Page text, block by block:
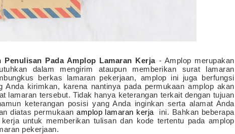
Pada Amplop Lamaran Kerja - Amplop merupakan
dalam mengirim ataupun memberikan surat lamaran
berkas lamaran pekerjaan, amplop ini juga berfungsi
kirimkan, karena nantinya pada permukaan amplop akan
lamaran tersebut. Tidak hanya keterangan terkait dengan tujuan
keterangan posisi yang Anda inginkan serta alamat Anda
diatas permukaanamplop lamaran kerja
ini. Bahkan beberapa
untuk memberikan tulisan dan kode tertentu pada amplop
pekerjaan.